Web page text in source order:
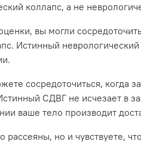
коллапс, а не
вы могли
Истинный
сосредоточиться, когда
СДВГ не исчезает в
ваше тело производит
рассеяны, но и чувствуете,